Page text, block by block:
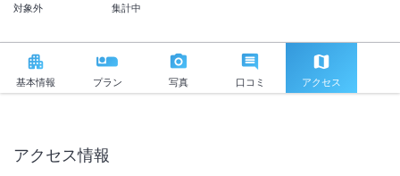
対象外
集計中
基本情報 プラン 写真 口コミ アクセス
アクセス情報